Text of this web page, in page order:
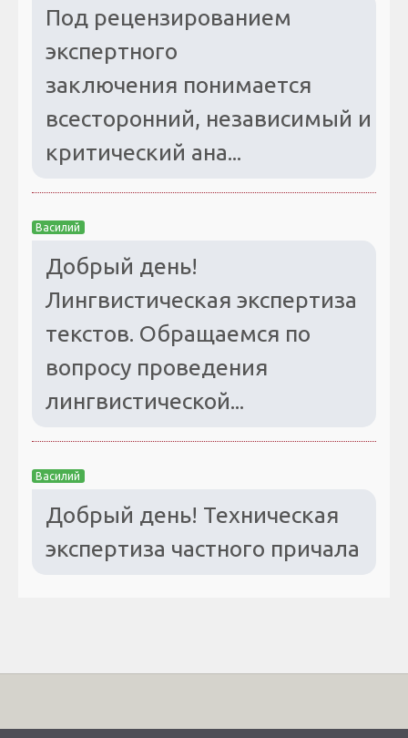
Под рецензированием
экспертного
заключения понимается
всесторонний, независимый и
критический ана...
Василий
Добрый день!
Лингвистическая экспертиза
текстов. Обращаемся по
вопросу проведения
лингвистической...
Василий
Добрый день! Техническая
экспертиза частного причала